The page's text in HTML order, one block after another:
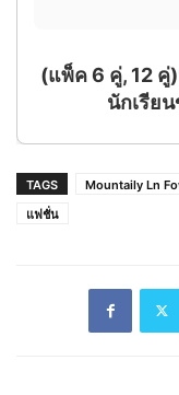
(แพ็ค 6 คู่, 12 คู่)
นักเรีย
TAGS Mountaily Ln
แฟชั่น